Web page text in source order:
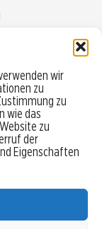
wir
zu
zu
wie das
zu
der
Eigenschaften